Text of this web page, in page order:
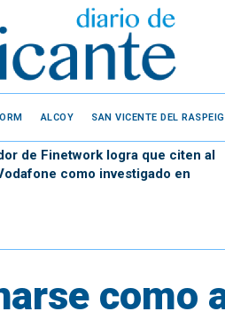
ALCOY SAN VICENTE DEL RASPEIG
de Finetwork logra que citen al
como investigado en
como